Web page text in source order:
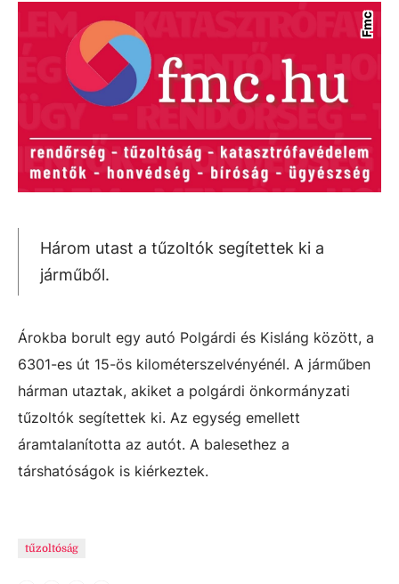
Fmc
Három utast a tűzoltók segítettek ki a
járműből.
Árokba borult egy autó Polgárdi és Kisláng között, a
6301-es út 15-ös kilométerszelvényénél. A járműben
hárman utaztak, akiket a polgárdi önkormányzati
tűzoltók segítettek ki. Az egység emellett
áramtalanította az autót. A balesethez a
társhatóságok is kiérkeztek.
tűzoltóság